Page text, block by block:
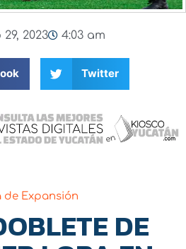
2023 4:03 am
Twitter
de Expansión
DE